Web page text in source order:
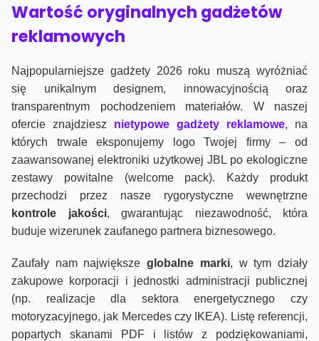
Wartość oryginalnych gadżetów
reklamowych
Najpopularniejsze gadżety 2026 roku muszą wyróżniać
się unikalnym designem, innowacyjnością oraz
transparentnym pochodzeniem materiałów. W naszej
ofercie znajdziesz nietypowe gadżety reklamowe, na
których trwale eksponujemy logo Twojej firmy – od
zaawansowanej elektroniki użytkowej JBL po ekologiczne
zestawy powitalne (welcome pack). Każdy produkt
przechodzi przez nasze rygorystyczne wewnętrzne
kontrole jakości, gwarantując niezawodność, która
buduje wizerunek zaufanego partnera biznesowego.
Zaufały nam największeglobalne marki, w tym działy
zakupowe korporacji i jednostki administracji publicznej
(np. realizacje dla sektora energetycznego czy
motoryzacyjnego, jak Mercedes czy IKEA). Listę referencji,
popartych skanami PDF i listów z podziękowaniami,